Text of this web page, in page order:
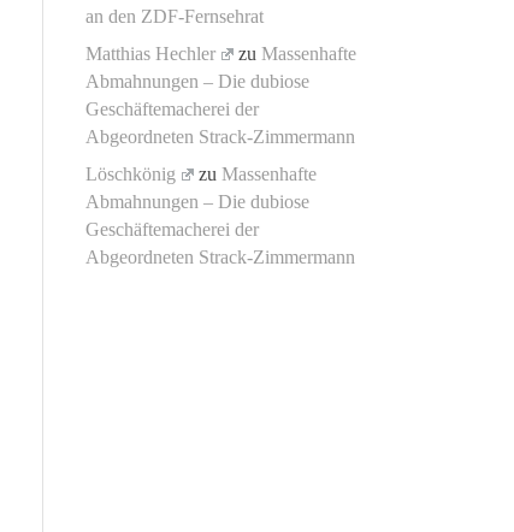
an den ZDF-Fernsehrat
Matthias Hechler
zu Massenhafte
Abmahnungen – Die dubiose
Geschäftemacherei der
Abgeordneten Strack-Zimmermann
Löschkönig
zu Massenhafte
Abmahnungen – Die dubiose
Geschäftemacherei der
Abgeordneten Strack-Zimmermann